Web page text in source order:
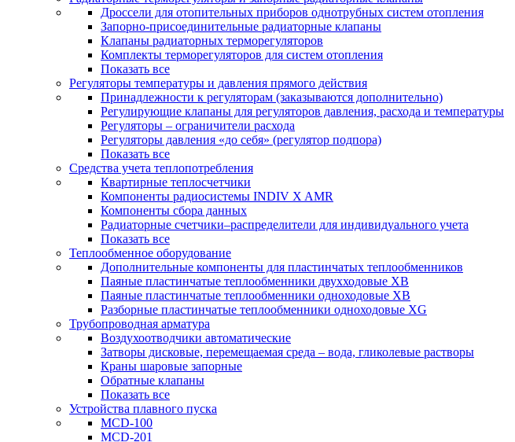
Дроссели для отопительных приборов однотрубных систем отопления
Запорно-присоединительные радиаторные клапаны
Клапаны радиаторных терморегуляторов
Комплекты терморегуляторов для систем отопления
Показать все
Регуляторы температуры и давления прямого действия
Принадлежности к регуляторам (заказываются дополнительно)
Регулирующие клапаны для регуляторов давления, расхода и температуры
Регуляторы – ограничители расхода
Регуляторы давления «до себя» (регулятор подпора)
Показать все
Средства учета теплопотребления
Квартирные теплосчетчики
Компоненты радиосистемы INDIV X AMR
Компоненты сбора данных
Радиаторные счетчики–распределители для индивидуального учета
Показать все
Теплообменное оборудование
Дополнительные компоненты для пластинчатых теплообменников
Паяные пластинчатые теплообменники двухходовые XB
Паяные пластинчатые теплообменники одноходовые ХВ
Разборные пластинчатые теплообменники одноходовые ХG
Трубопроводная арматура
Воздухоотводчики автоматические
Затворы дисковые, перемещаемая среда – вода, гликолевые растворы
Краны шаровые запорные
Обратные клапаны
Показать все
Устройства плавного пуска
MCD-100
MCD-201